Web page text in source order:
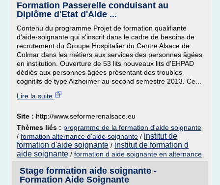
Formation Passerelle conduisant au
Diplôme d'Etat d'Aide ...
Contenu du programme Projet de formation qualifiante
d'aide-soignante qui s'inscrit dans le cadre de besoins de
recrutement du Groupe Hospitalier du Centre Alsace de
Colmar dans les métiers aux services des personnes âgées
en institution. Ouverture de 53 lits nouveaux lits d'EHPAD
dédiés aux personnes âgées présentant des troubles
cognitifs de type Alzheimer au second semestre 2013. Ce...
Lire la suite
Site : http://www.seformerenalsace.eu
Thèmes liés : programme de la formation d'aide soignante
/ formation alternance d'aide soignante / institut de
formation d'aide soignante / institut de formation d
aide soignante / formation d aide soignante en alternance
Stage formation aide soignante -
Formation Aide Soignante